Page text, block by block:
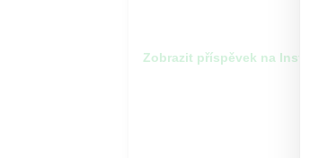
Zobrazit příspěvek na